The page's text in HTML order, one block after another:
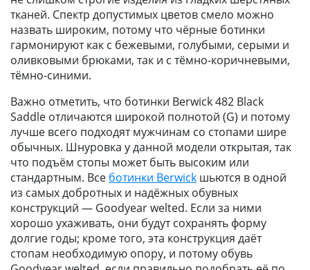
тканей. Спектр допустимых цветов смело можно
назвать широким, потому что чёрные ботинки
гармонируют как с бежевыми, голубыми, серыми и
оливковыми брюками, так и с тёмно-коричневыми,
тёмно-синими.
Важно отметить, что ботинки Berwick 482 Black
Saddle отличаются широкой полнотой (G) и потому
лучше всего подходят мужчинам со стопами шире
обычных. Шнуровка у данной модели открытая, так
что подъём стопы может быть высоким или
стандартным. Все ботинки Berwick шьются в одной
из самых добротных и надёжных обувных
конструкций — Goodyear welted. Если за ними
хорошо ухаживать, они будут сохранять форму
долгие годы; кроме того, эта конструкция даёт
стопам необходимую опору, и потому обувь